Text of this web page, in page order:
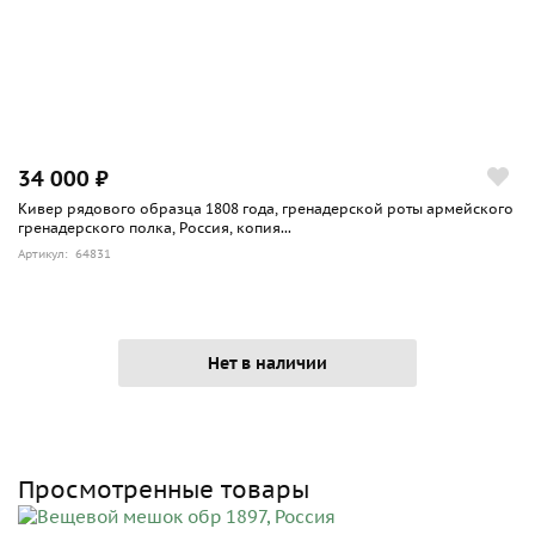
34 000 ₽
Кивер рядового образца 1808 года, гренадерской роты армейского
гренадерского полка, Россия, копия...
Артикул: 64831
Нет в наличии
Просмотренные товары